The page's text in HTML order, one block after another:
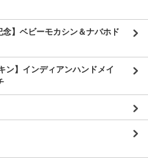
】ベビーモカシン＆ナバホド
ン】インディアンハンドメイ